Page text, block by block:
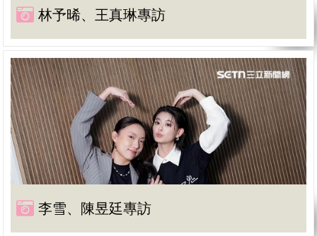
林予晞、王真琳專訪
李雪、陳昱廷專訪